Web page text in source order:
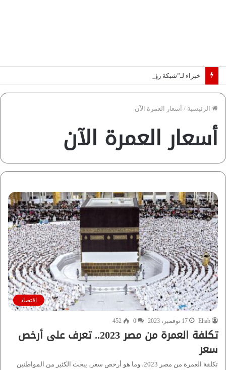
خبراء لـ”شبكة رؤية”: «اتفاق مكة» يغيّر قواعد اللعبة بالشرق الأوسط
الرئيسية / أسعار العمرة الآن
أسعار العمرة الآن
اقتصاد
Ehab 17 نوفمبر، 2023 0
452
تكلفة العمرة من مصر 2023.. تعرف على أرخص
سعر
تكلفة العمرة من مصر 2023، وما هو أرخص سعر، يبحث الكثير من المواطنين